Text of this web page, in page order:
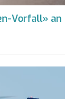
Vorfall» an